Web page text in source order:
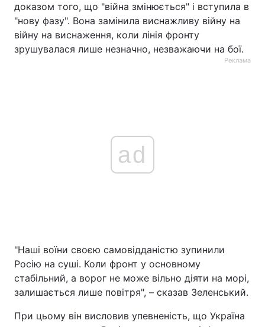
доказом того, що "війна змінюється" і вступила в
"нову фазу". Вона замінила виснажливу війну на
війну на виснаження, коли лінія фронту
зрушувалася лише незначно, незважаючи на бої.
Реклама
ad
"Наші воїни своєю самовідданістю зупинили
Росію на суші. Коли фронт у основному
стабільний, а ворог не може вільно діяти на морі,
залишається лише повітря", – сказав Зеленський.
При цьому він висловив упевненість, що Україна